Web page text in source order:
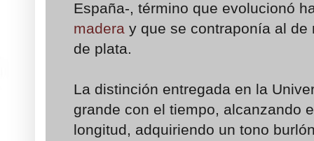
España-, término que evolucionó
madera y que se contraponía al de
de plata.
La distinción entregada en la
grande con el tiempo, alcanzando
longitud, adquiriendo un tono